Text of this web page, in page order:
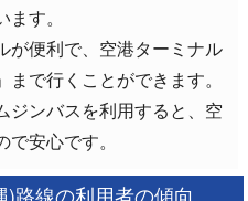
す。
が便利で、空港ターミナル
で行くことができます。
ジンバスを利用すると、空
安心です。
路線の利用者の傾向